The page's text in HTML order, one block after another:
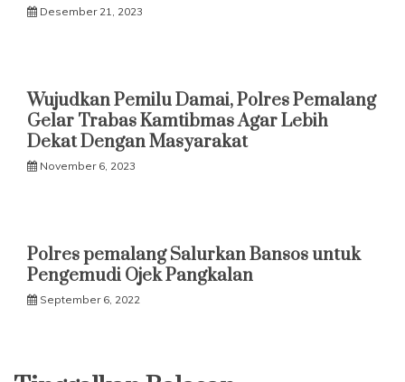
Desember 21, 2023
Wujudkan Pemilu Damai, Polres Pemalang
Gelar Trabas Kamtibmas Agar Lebih
Dekat Dengan Masyarakat
November 6, 2023
Polres pemalang Salurkan Bansos untuk
Pengemudi Ojek Pangkalan
September 6, 2022